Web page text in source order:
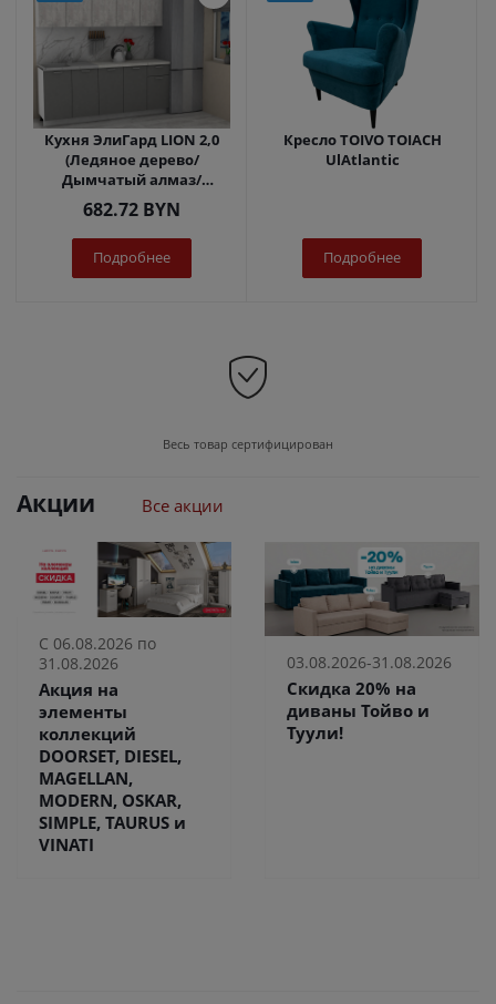
Кухня ЭлиГард LION 2,0
(Ледяное дерево/
Дымчатый алмаз/
Королевский опал)
682.72 BYN
Подробнее
Кресло TOIVO TOIACH
UlAtlantic
Подробнее
Весь товар сертифицирован
Акции Все акции
С 06.08.2026 по
31.08.2026
Акция на
элементы
коллекций
DOORSET, DIESEL,
MAGELLAN,
MODERN, OSKAR,
SIMPLE, TAURUS и
VINATI
03.08.2026-31.08.2026
Скидка 20% на
диваны Тойво и
Туули!